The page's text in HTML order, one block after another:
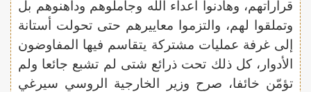
قراراتهم، وهادنوا أعداء الله وجاملوهم وداهنوهم بل
وتملقوا لهم، والتزموا معاييرهم حتى تحولت أستانة
إلى غرفة عمليات مشتركة يتقاسم فيها المفاوضون
الأدوار، كل ذلك تحت ذرائع شتى لم تشبع جائعا ولم
تؤمّن خائفا، صرح وزير الخارجية الروسي سيرغي